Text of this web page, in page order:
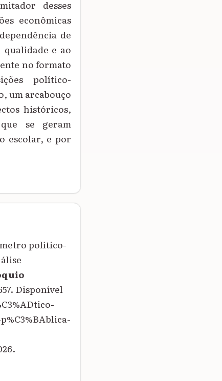
desses
econômicas
de
e ao
no formato
político-
um arcabouço
históricos,
se geram
escolar, e por
político-
Disponível